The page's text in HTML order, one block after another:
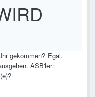
gekommen? Egal.
ASB'ler: